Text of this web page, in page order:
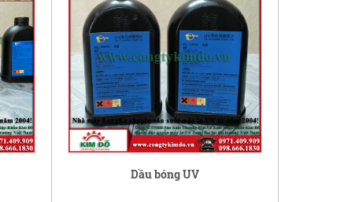
Dầu bóng UV